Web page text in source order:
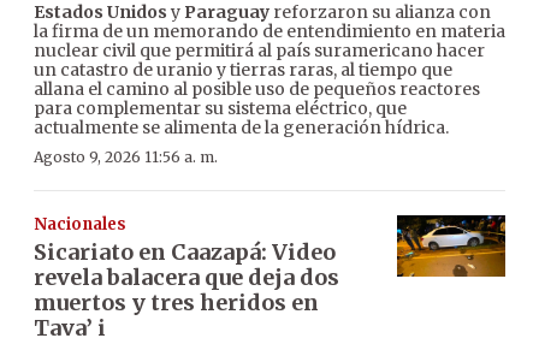
Estados Unidos y Paraguay reforzaron su alianza con
la firma de un memorando de entendimiento en materia
nuclear civil que permitirá al país suramericano hacer
un catastro de uranio y tierras raras, al tiempo que
allana el camino al posible uso de pequeños reactores
para complementar su sistema eléctrico, que
actualmente se alimenta de la generación hídrica.
Agosto 9, 2026 11:56 a. m.
Nacionales
Sicariato en Caazapá: Video
revela balacera que deja dos
muertos y tres heridos en
Tava’ i